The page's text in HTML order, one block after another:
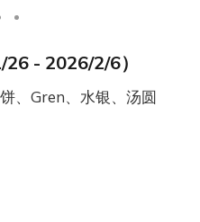
- 2026/2/6）
、Gren、水银、汤圆